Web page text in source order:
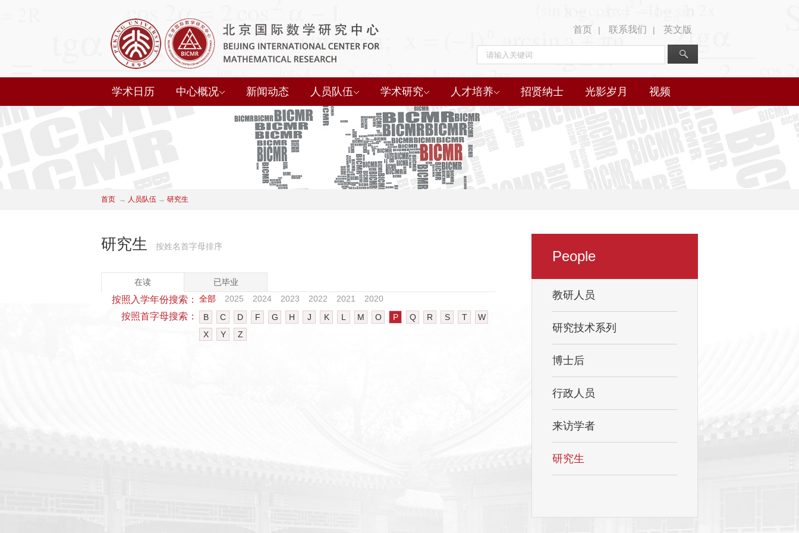
首页 | 联系我们 | 英文版
学术日历 中心概况 新闻动态 人员队伍 学术研究 人才培养 招贤纳士 光影岁月 视频
首页 → 人员队伍 → 研究生
研究生 按姓名首字母排序
在读 已毕业
按照入学年份搜索： 全部 2025 2024 2023 2022 2021 2020
按照首字母搜索： B C D F G H J K L M O P Q R S T
W
X
Y Z
People
教研人员
研究技术系列
博士后
行政人员
来访学者
研究生